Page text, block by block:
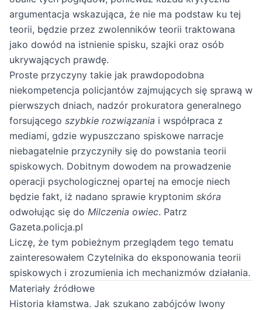
argumentacja wskazująca, że nie ma podstaw ku tej
teorii, będzie przez zwolenników teorii traktowana
jako dowód na istnienie spisku, szajki oraz osób
ukrywających prawdę.
Proste przyczyny takie jak prawdopodobna
niekompetencja policjantów zajmujących się sprawą w
pierwszych dniach, nadzór prokuratora generalnego
forsującego szybkie rozwiązania i współpraca z
mediami, gdzie wypuszczano spiskowe narracje
niebagatelnie przyczyniły się do powstania teorii
spiskowych. Dobitnym dowodem na prowadzenie
operacji psychologicznej opartej na emocje niech
będzie fakt, iż nadano sprawie kryptonim skóra
odwołując się do Milczenia owiec. Patrz
Gazeta.policja.pl
Liczę, że tym pobieżnym przeglądem tego tematu
zainteresowałem Czytelnika do eksponowania teorii
spiskowych i zrozumienia ich mechanizmów działania.
Materiały źródłowe
Historia kłamstwa. Jak szukano zabójców Iwony